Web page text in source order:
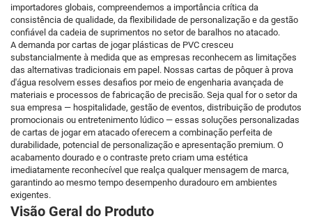
importadores globais, compreendemos a importância crítica da
consistência de qualidade, da flexibilidade de personalização e da gestão
confiável da cadeia de suprimentos no setor de baralhos no atacado.
A demanda por cartas de jogar plásticas de PVC cresceu
substancialmente à medida que as empresas reconhecem as limitações
das alternativas tradicionais em papel. Nossas cartas de pôquer à prova
d'água resolvem esses desafios por meio de engenharia avançada de
materiais e processos de fabricação de precisão. Seja qual for o setor da
sua empresa — hospitalidade, gestão de eventos, distribuição de produtos
promocionais ou entretenimento lúdico — essas soluções personalizadas
de cartas de jogar em atacado oferecem a combinação perfeita de
durabilidade, potencial de personalização e apresentação premium. O
acabamento dourado e o contraste preto criam uma estética
imediatamente reconhecível que realça qualquer mensagem de marca,
garantindo ao mesmo tempo desempenho duradouro em ambientes
exigentes.
Visão Geral do Produto